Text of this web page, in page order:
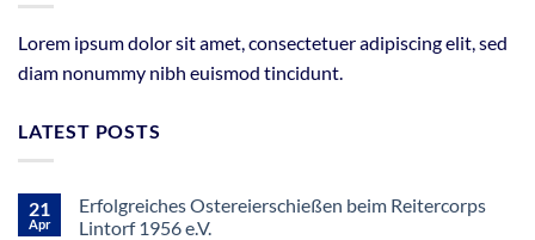
Lorem ipsum dolor sit amet, consectetuer adipiscing elit, sed
diam nonummy nibh euismod tincidunt.
LATEST POSTS
21
Apr
Erfolgreiches Ostereierschießen beim Reitercorps
Lintorf 1956 e.V.